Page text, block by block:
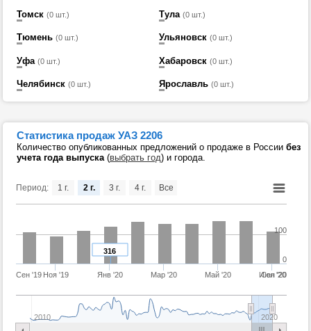
Томск (0 шт.) Тула (0 шт.)
Тюмень (0 шт.) Ульяновск (0 шт.)
Уфа (0 шт.) Хабаровск (0 шт.)
Челябинск (0 шт.) Ярославль (0 шт.)
Статистика продаж УАЗ 2206
Количество опубликованных предложений о продаже в России без
учета года выпуска(выбрать год) и города.
Период:
316
Сен '19 Ноя '19 Янв '20 Мар '20 Май '20 Июл '20
Сен '20
2010 2020
0
100
1 г. 2 г. 3 г. 4 г. Все